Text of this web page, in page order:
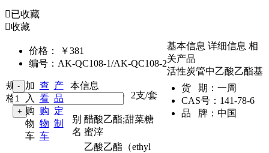
已收藏
收藏
价格：
￥381
编号： AK-QC108-1/AK-QC108-2
货 期： 一周
CAS号： 141-78-6
品 牌： 中国
规
格：
2支/套
加
入
购
物
车
查
看
购
物
车
产
品
定
制
基本信息 详细信息 相
关产品
活性炭管中乙酸乙酯基
本信息
别
名
醋酸乙酯;甜菜糖
蜜滓
乙酸乙酯（ethyl